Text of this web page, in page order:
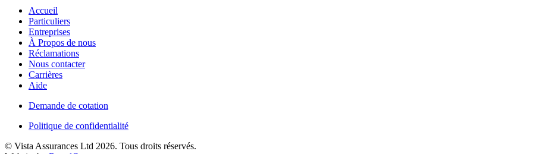
Accueil
Particuliers
Entreprises
À Propos de nous
Réclamations
Nous contacter
Carrières
Aide
Demande de cotation
Politique de confidentialité
© Vista Assurances Ltd 2026. Tous droits réservés.